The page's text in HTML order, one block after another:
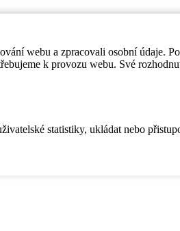
webu a zpracovali osobní údaje.
k provozu webu. Své
statistiky, ukládat nebo